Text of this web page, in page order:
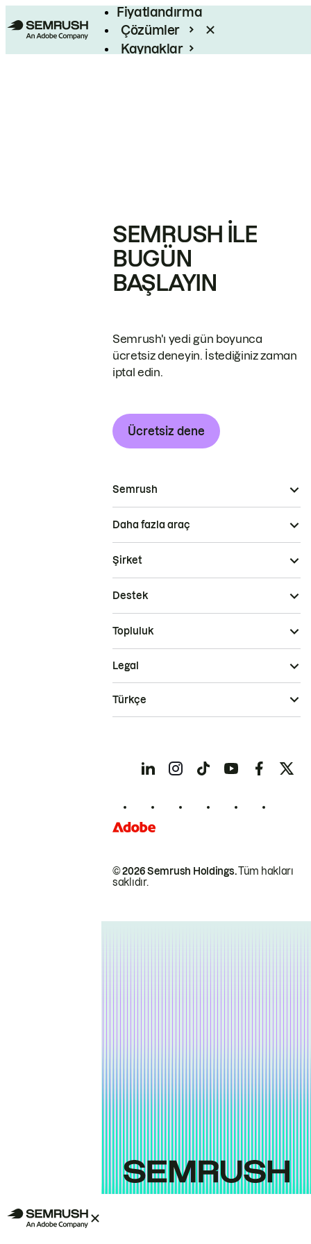
Fiyatlandırma
Çözümler
Kaynaklar
SEMRUSH ILE
BUGÜN
BAŞLAYIN
Semrush'ı yedi gün boyunca
ücretsiz deneyin. İstediğiniz zaman
iptal edin.
Ücretsiz dene
Semrush
Daha fazla araç
Şirket
Destek
Topluluk
© 2026 Semrush Holdings.Tüm hakları
saklıdır.
Legal
Türkçe